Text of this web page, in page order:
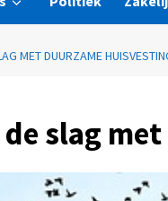
MET DUURZAME
slag